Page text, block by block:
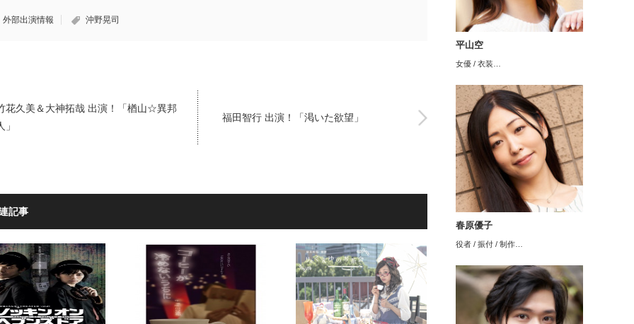
外部出演情報 沖野晃司
花久美＆大神拓哉 出演！「楢山☆異邦
」
福田智行 出演！「渇いた欲望」
記事
平山空
女優 / 衣装…
春原優子
役者 / 振付 / 制作…